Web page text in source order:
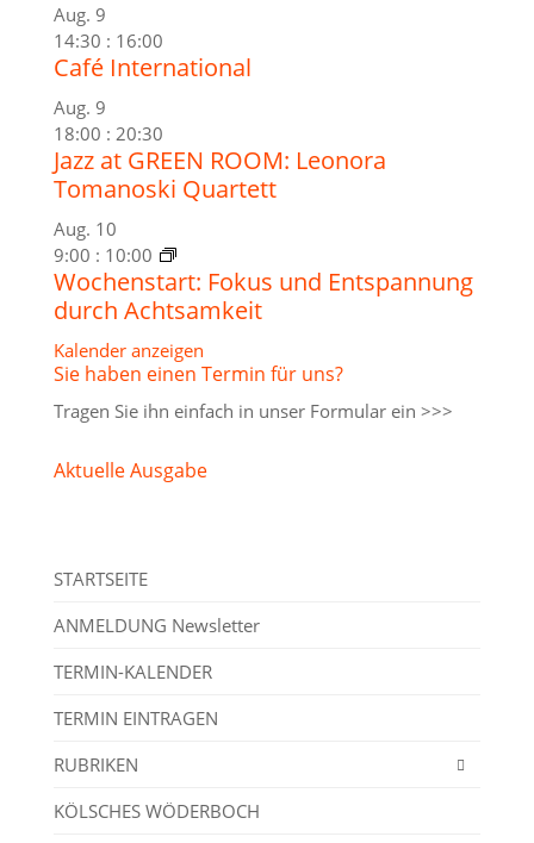
Aug. 9
14:30 : 16:00
Café International
Aug. 9
18:00 : 20:30
Jazz at GREEN ROOM: Leonora
Tomanoski Quartett
Aug. 10
9:00 : 10:00
Wochenstart: Fokus und Entspannung
durch Achtsamkeit
Kalender anzeigen
Sie haben einen Termin für uns?
Tragen Sie ihn einfach in unser Formular ein >>>
Aktuelle Ausgabe
STARTSEITE
ANMELDUNG Newsletter
TERMIN-KALENDER
TERMIN EINTRAGEN
RUBRIKEN
KÖLSCHES WÖDERBOCH